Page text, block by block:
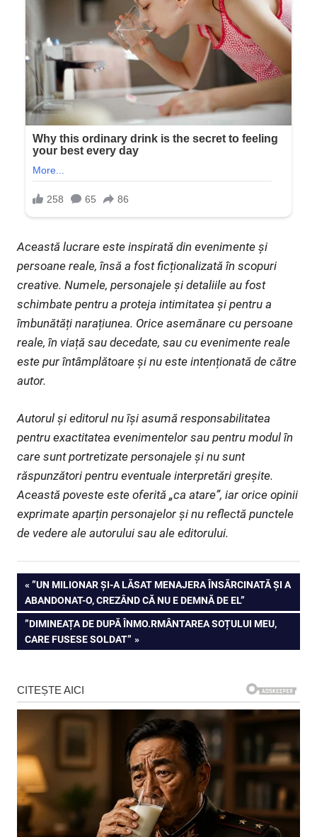
Această lucrare este inspirată din evenimente și
persoane reale, însă a fost ficționalizată în scopuri
creative. Numele, personajele și detaliile au fost
schimbate pentru a proteja intimitatea și pentru a
îmbunătăți narațiunea. Orice asemănare cu persoane
reale, în viață sau decedate, sau cu evenimente reale
este pur întâmplătoare și nu este intenționată de către
autor.
Autorul și editorul nu își asumă responsabilitatea
pentru exactitatea evenimentelor sau pentru modul în
care sunt portretizate personajele și nu sunt
răspunzători pentru eventuale interpretări greșite.
Această poveste este oferită „ca atare”, iar orice opinii
exprimate aparțin personajelor și nu reflectă punctele
de vedere ale autorului sau ale editorului.
Navigare
în
articole
PREVIOUS
POST:
”UN MILIONAR ȘI-A LĂSAT MENAJERA ÎNSĂRCINATĂ ȘI A
ABANDONAT-O, CREZÂND CĂ NU E DEMNĂ DE EL”
NEXT
POST:
”DIMINEAȚA DE DUPĂ ÎNMO.RMÂNTAREA SOȚULUI MEU,
CARE FUSESE SOLDAT”